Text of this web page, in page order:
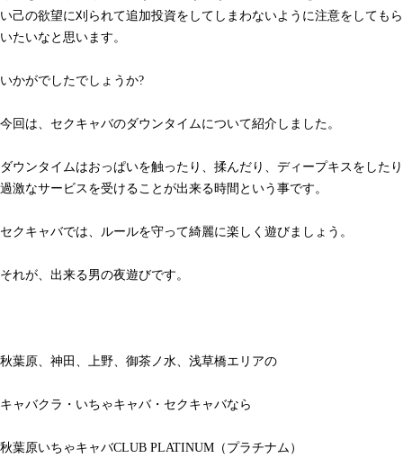
い己の欲望に刈られて追加投資をしてしまわないように注意をしてもら
いたいなと思います。
いかがでしたでしょうか?
今回は、セクキャバのダウンタイムについて紹介しました。
ダウンタイムはおっぱいを触ったり、揉んだり、ディープキスをしたり
過激なサービスを受けることが出来る時間という事です。
セクキャバでは、ルールを守って綺麗に楽しく遊びましょう。
それが、出来る男の夜遊びです。
秋葉原、神田、上野、御茶ノ水、浅草橋エリアの
キャバクラ・いちゃキャバ・セクキャバなら
秋葉原いちゃキャバCLUB PLATINUM（プラチナム）